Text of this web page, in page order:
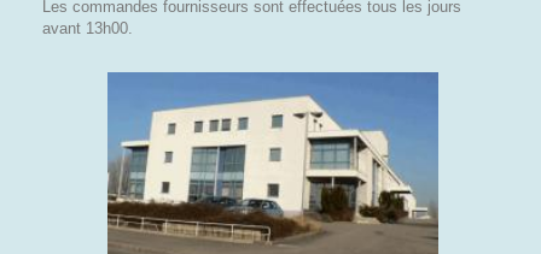
Les commandes fournisseurs sont effectuées tous les jours
avant 13h00.